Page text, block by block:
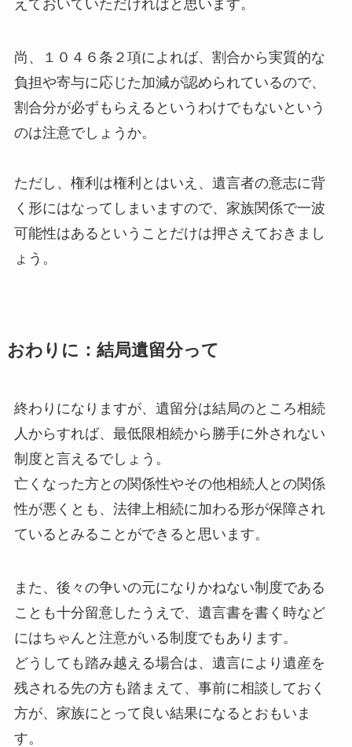
えておいていただければと思います。
尚、１０４６条２項によれば、割合から実質的な
負担や寄与に応じた加減が認められているので、
割合分が必ずもらえるというわけでもないという
のは注意でしょうか。
ただし、権利は権利とはいえ、遺言者の意志に背
く形にはなってしまいますので、家族関係で一波
可能性はあるということだけは押さえておきまし
ょう。
おわりに：結局遺留分って
終わりになりますが、遺留分は結局のところ相続
人からすれば、最低限相続から勝手に外されない
制度と言えるでしょう。
亡くなった方との関係性やその他相続人との関係
性が悪くとも、法律上相続に加わる形が保障され
ているとみることができると思います。
また、後々の争いの元になりかねない制度である
ことも十分留意したうえで、遺言書を書く時など
にはちゃんと注意がいる制度でもあります。
どうしても踏み越える場合は、遺言により遺産を
残される先の方も踏まえて、事前に相談しておく
方が、家族にとって良い結果になるとおもいま
す。